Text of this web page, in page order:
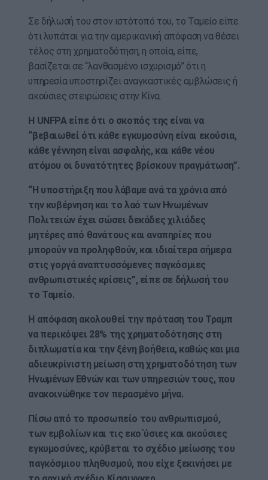
Σε δήλωσή του στον ιστότοπό του, το Ταμείο είπε
ότι λυπάται για την αμερικανική απόφαση να θέσει
τέλος στη χρηματοδότηση, η οποία, είπε,
βασίζεται σε “λανθασμένο ισχυρισμό” ότι η
υπηρεσία υποστηρίζει αναγκαστικές αμβλώσεις ή
ακούσιες στειρώσεις στην Κίνα.
Η UNFPA είπε ότι ο σκοπός της είναι να
“βεβαιωθεί ότι κάθε εγκυμοσύνη είναι εκούσια,
κάθε γέννηση είναι ασφαλής, και κάθε νέου
ατόμου οι δυνατότητες βρίσκουν πραγμάτωση”.
“Η υποστήριξη που λάβαμε ανά τα χρόνια από
την κυβέρνηση και το λαό των Ηνωμένων
Πολιτειών έχει σώσει δεκάδες χιλιάδες
μητέρες από θανάτους και αναπηρίες που
μπορούν να προληφθούν, και ιδιαίτερα σήμερα
στις γοργά αναπτυσσόμενες παγκόσμιες
ανθρωπιστικές κρίσεις”, είπε σε δήλωσή του
το Ταμείο.
Η απόφαση ακολουθεί την πρόταση του Τραμπ
να περικόψει 28% της χρηματοδότησης στη
διπλωματία και την ξένη βοήθεια, καθώς και μια
αδιευκρίνιστη μείωση στη χρηματοδότηση των
Ηνωμένων Εθνών και των υπηρεσιών τους, που
ανακοινώθηκε τον περασμένο μήνα.
Πίσω από το προσωπείο του ανθρωπισμού,
των εμβολίων και τις εκο΄ύσιες και ακούσιες
εγκυμοσύνες, κρύβεται το σχέδιο μείωσης του
παγκόσμιου πληθυσμού, που είχε ξεκινήσει με